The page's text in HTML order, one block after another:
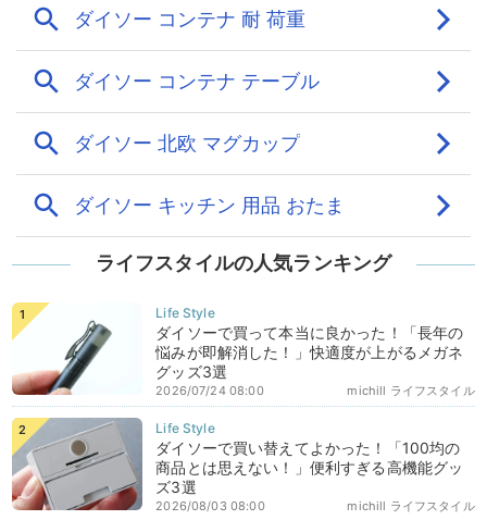
ライフスタイルの人気ランキング
ダイソーで買って本当に良かった！「長年の
悩みが即解消した！」快適度が上がるメガネ
グッズ3選
michill ライフスタイル
2026/07/24 08:00
ダイソーで買い替えてよかった！「100均の
商品とは思えない！」便利すぎる高機能グッ
ズ3選
michill ライフスタイル
2026/08/03 08:00